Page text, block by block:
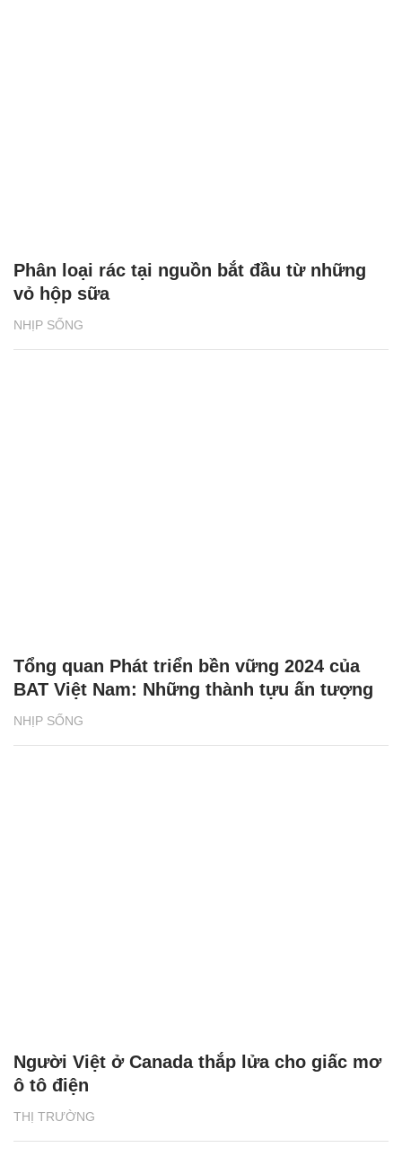
NHỊP SỐNG
Phân loại rác tại nguồn bắt đầu từ những
vỏ hộp sữa
NHỊP SỐNG
Tổng quan Phát triển bền vững 2024 của
BAT Việt Nam: Những thành tựu ấn tượng
THỊ TRƯỜNG
Người Việt ở Canada thắp lửa cho giấc mơ
ô tô điện